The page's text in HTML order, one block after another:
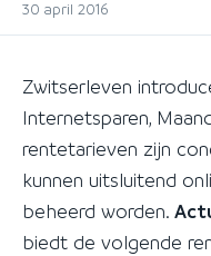
30 april 2016
Zwitserleven
Internetsparen,
rentetarieven zijn
kunnen uitsluitend
beheerd worden.
biedt de volgende